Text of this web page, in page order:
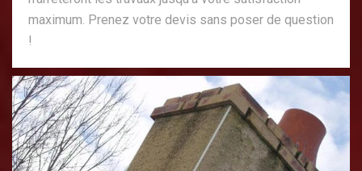
maximum. Prenez votre devis sans poser de question
!